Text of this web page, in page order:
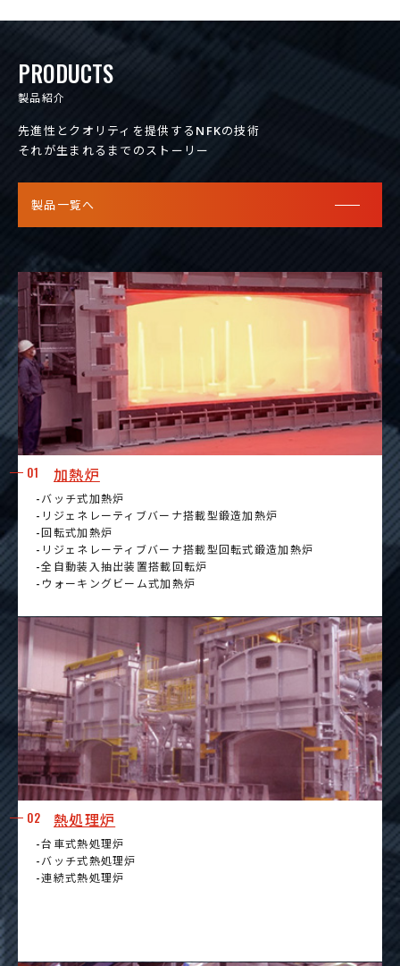
PRODUCTS
製品紹介
先進性とクオリティを提供するNFKの技術
それが生まれるまでのストーリー
製品一覧へ
01 加熱炉
-バッチ式加熱炉
-リジェネレーティブバーナ搭載型鍛造加熱炉
-回転式加熱炉
-リジェネレーティブバーナ搭載型回転式鍛造加熱炉
-全自動装入抽出装置搭載回転炉
-ウォーキングビーム式加熱炉
02 熱処理炉
-台車式熱処理炉
-バッチ式熱処理炉
-連続式熱処理炉